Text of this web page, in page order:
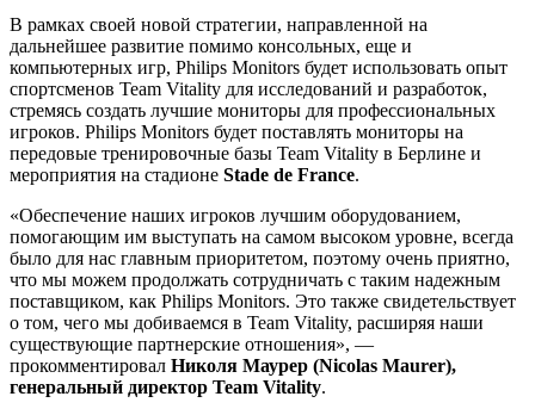
В рамках своей новой стратегии, направленной на
дальнейшее развитие помимо консольных, еще и
компьютерных игр, Philips Monitors будет использовать опыт
спортсменов Team Vitality для исследований и разработок,
стремясь создать лучшие мониторы для профессиональных
игроков. Philips Monitors будет поставлять мониторы на
передовые тренировочные базы Team Vitality в Берлине и
мероприятия на стадионе Stade de France.
«Обеспечение наших игроков лучшим оборудованием,
помогающим им выступать на самом высоком уровне, всегда
было для нас главным приоритетом, поэтому очень приятно,
что мы можем продолжать сотрудничать с таким надежным
поставщиком, как Philips Monitors. Это также свидетельствует
о том, чего мы добиваемся в Team Vitality, расширяя наши
существующие партнерские отношения», —
прокомментировал Николя Маурер (Nicolas Maurer),
генеральный директор Team Vitality.